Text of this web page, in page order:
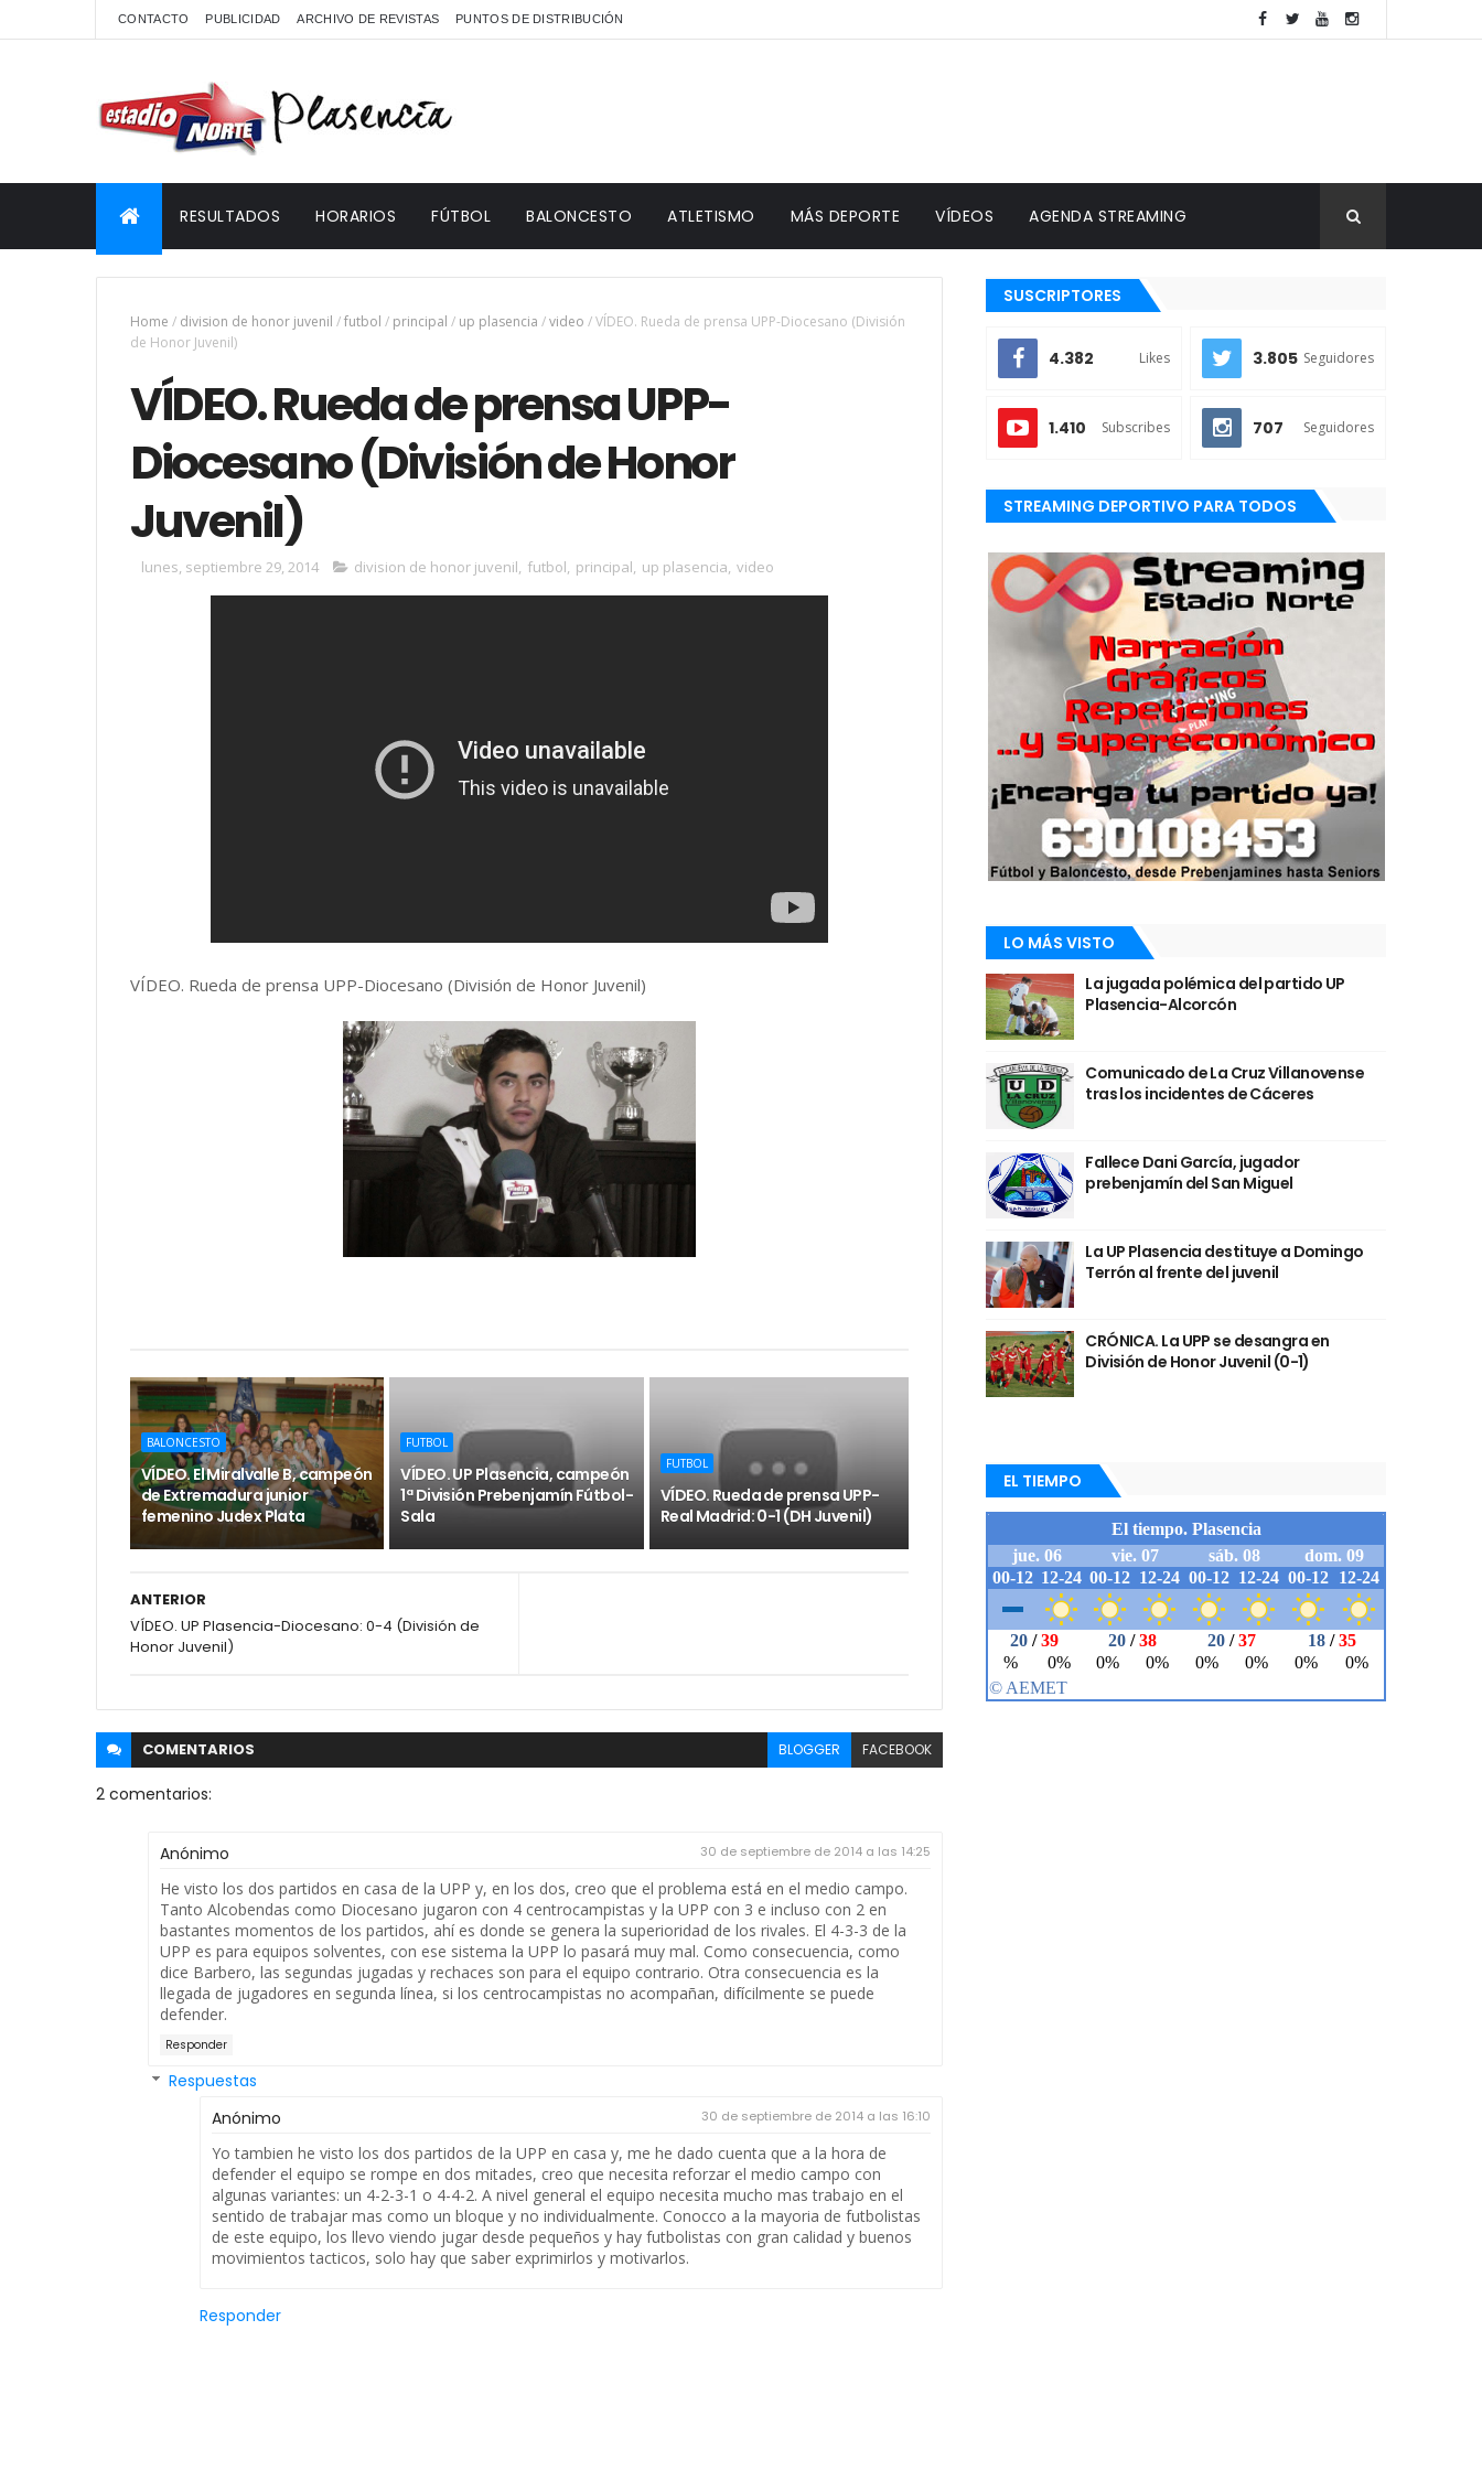
CONTACTO PUBLICIDAD ARCHIVO DE REVISTAS PUNTOS DE DISTRIBUCIÓN
RESULTADOS HORARIOS FÚTBOL BALONCESTO ATLETISMO MÁS DEPORTE VÍDEOS AGENDA STREAMING
Home / division de honor juvenil /futbol / principal / up plasencia /video /VÍDEO. Rueda de prensa UPP-Diocesano (División
de Honor Juvenil)
VÍDEO. Rueda de prensa UPP-
Diocesano (División de Honor
Juvenil)
lunes, septiembre 29, 2014 division de honor juvenil, futbol, principal, up plasencia, video
VÍDEO. Rueda de prensa UPP-Diocesano (División de Honor Juvenil)
BALONCESTO
VÍDEO. El Miralvalle B, campeón
de Extremadura junior
femenino Judex Plata
FUTBOL
VÍDEO. UP Plasencia, campeón
1ª División Prebenjamín Fútbol-
Sala
FUTBOL
VÍDEO. Rueda de prensa UPP-
Real Madrid: 0-1 (DH Juvenil)
ANTERIOR
VÍDEO. UP Plasencia-Diocesano: 0-4 (División de
Honor Juvenil)
COMENTARIOS BLOGGER FACEBOOK
2 comentarios:
Anónimo 30 de septiembre de 2014 a las 14:25
He visto los dos partidos en casa de la UPP y, en los dos, creo que el problema está en el medio campo.
Tanto Alcobendas como Diocesano jugaron con 4 centrocampistas y la UPP con 3 e incluso con 2 en
bastantes momentos de los partidos, ahí es donde se genera la superioridad de los rivales. El 4-3-3 de la
UPP es para equipos solventes, con ese sistema la UPP lo pasará muy mal. Como consecuencia, como
dice Barbero, las segundas jugadas y rechaces son para el equipo contrario. Otra consecuencia es la
llegada de jugadores en segunda línea, si los centrocampistas no acompañan, difícilmente se puede
defender.
Responder
Respuestas
Anónimo
30 de septiembre de 2014 a las 16:10
Yo tambien he visto los dos partidos de la UPP en casa y, me he dado cuenta que a la hora de
defender el equipo se rompe en dos mitades, creo que necesita reforzar el medio campo con
algunas variantes: un 4-2-3-1 o 4-4-2. A nivel general el equipo necesita mucho mas trabajo en el
sentido de trabajar mas como un bloque y no individualmente. Conocco a la mayoria de futbolistas
de este equipo, los llevo viendo jugar desde pequeños y hay futbolistas con gran calidad y buenos
movimientos tacticos, solo hay que saber exprimirlos y motivarlos.
Responder
SUSCRIPTORES
4.382 Likes 3.805 Seguidores
1.410 Subscribes 707 Seguidores
STREAMING DEPORTIVO PARA TODOS
LO MÁS VISTO
La jugada polémica del partido UP
Plasencia-Alcorcón
Comunicado de La Cruz Villanovense
tras los incidentes de Cáceres
Fallece Dani García, jugador
prebenjamín del San Miguel
La UP Plasencia destituye a Domingo
Terrón al frente del juvenil
CRÓNICA. La UPP se desangra en
División de Honor Juvenil (0-1)
EL TIEMPO